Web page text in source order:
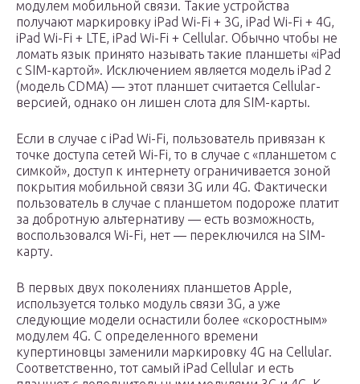
модулем мобильной связи. Такие устройства
получают маркировку iPad Wi-Fi + 3G, iPad Wi-Fi + 4G,
iPad Wi-Fi + LTE, iPad Wi-Fi + Cellular. Обычно чтобы не
ломать язык принято называть такие планшеты «iPad
с SIM-картой». Исключением является модель iPad 2
(модель CDMA) — этот планшет считается Cellular-
версией, однако он лишен слота для SIM-карты.
Если в случае с iPad Wi-Fi, пользователь привязан к
точке доступа сетей Wi-Fi, то в случае с «планшетом с
симкой», доступ к интернету ограничивается зоной
покрытия мобильной связи 3G или 4G. Фактически
пользователь в случае с планшетом подороже платит
за добротную альтернативу — есть возможность,
воспользовался Wi-Fi, нет — переключился на SIM-
карту.
В первых двух поколениях планшетов Apple,
используется только модуль связи 3G, а уже
следующие модели оснастили более «скоростным»
модулем 4G. С определенного времени
купертиновцы заменили маркировку 4G на Cellular.
Соответственно, тот самый iPad Cellular и есть